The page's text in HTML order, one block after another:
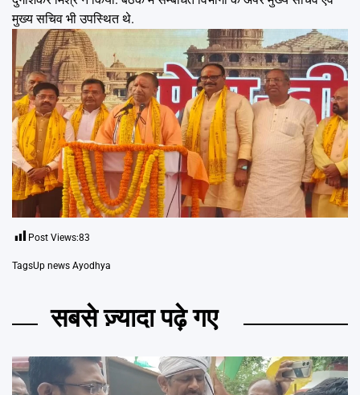
मुख्य सचिव भी उपस्थित थे.
Post Views:83
TagsUp news Ayodhya
सबसे ज़्यादा पढ़े गए